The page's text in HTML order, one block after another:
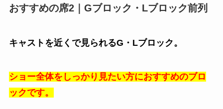
おすすめの席2｜Gブロック・Lブロック前列
キャストを近くで見られるG・Lブロック。
ショー全体をしっかり見たい方におすすめのブロ
ックです。